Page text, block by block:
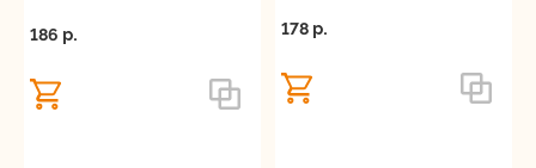
186 p. 178 p.